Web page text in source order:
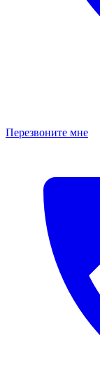
Перезвоните мне